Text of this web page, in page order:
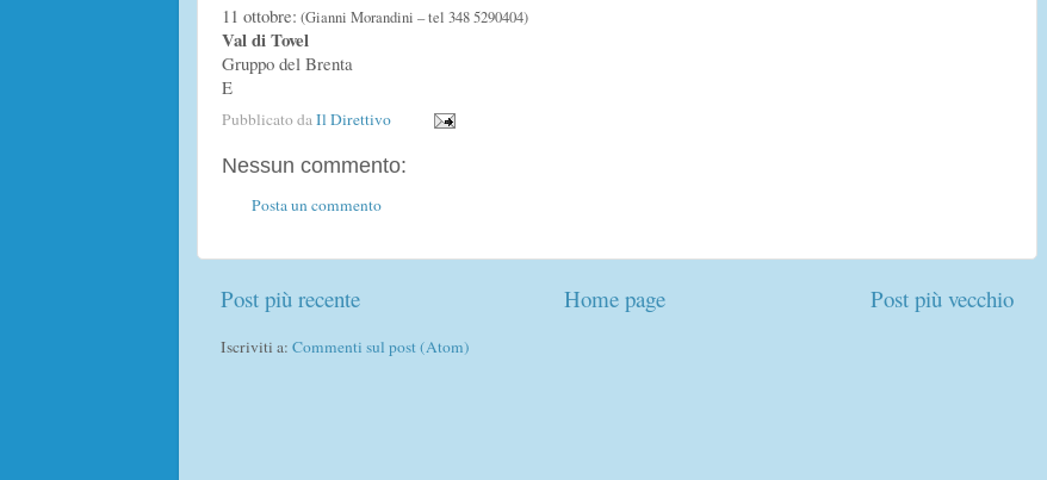
11 ottobre: (Gianni Morandini – tel 348 5290404)
Val di Tovel
Gruppo del Brenta
E
Pubblicato daIl Direttivo
Nessun commento:
Posta un commento
Post più recente Post più vecchio
Home page
Iscriviti a: Commenti sul post (Atom)